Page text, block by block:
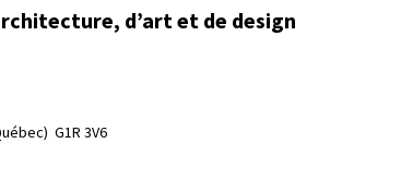
d’art et de design
G1R 3V6